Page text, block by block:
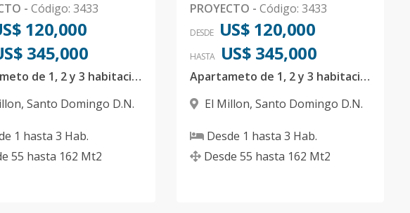
- Código: 3433
120,000
345,000
Apartameto de 1, 2 y 3 habitaciones en el Millon
, Santo Domingo D.N.
1 hasta 3 Hab.
55 hasta 162 Mt2
PROYECTO - Código: 3433
DESDE US$ 120,000
HASTA US$ 345,000
Apartameto de 1, 2 y 3 habitaciones en el Millon
El Millon, Santo Domingo D.N.
Desde 1 hasta 3 Hab.
Desde 55 hasta 162 Mt2